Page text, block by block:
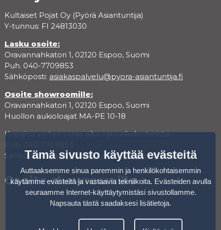
Kultaiset Pojat Oy (Pyörä Asiantuntija)
Y-tunnus: FI 24813030
Lasku osoite:
Oravannahkatori 1, 02120 Espoo, Suomi
Puh. 040-7709853
Sähköposti: asiakaspalvelu@pyora-asiantuntija.fi
Osoite showroomille:
Oravannahkatori 1, 02120 Espoo, Suomi
Huollon aukioloajat MA-PE 10-18
Koeajoa varten varaa aika varauskalenterista.
Sähköposti:asiakaspalvelu@pyora-asiantuntija.fi
Osoite showroomille
Tämä sivusto käyttää evästeitä
Auttaaksemme sinua paremmin ja henkilökohtaisemmin
käytämme evästeitä ja vastaavia tekniikoita. Evästeiden avulla
seuraamme Internet-käyttäytymistäsi sivustollamme.
Napsauta tästä saadaksesi lisätietoja.